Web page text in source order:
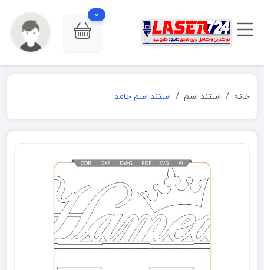
0
خانه استند اسم استند اسم حامد